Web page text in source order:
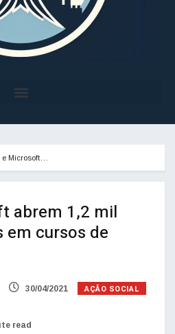
e Microsoft…
abrem 1,2 mil
em cursos de
30/04/2021 AÇÃO SOCIAL
read